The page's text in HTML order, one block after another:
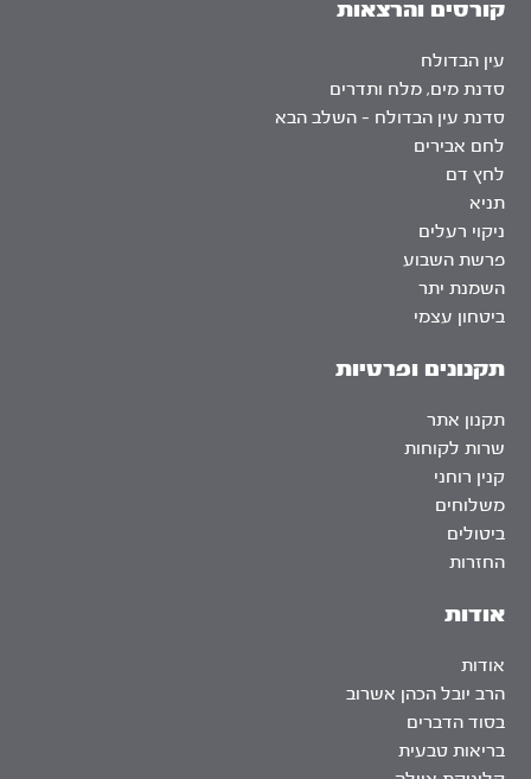
אודות
אודות
הרב יובל הכהן אשרוב
בסוד הדברים
בריאות טבעית
קורסים והרצאות
עין הבדולח
סדנת מים, מלח ותדרים
סדנת עין הבדולח – השלב הבא
לחם אבירים
לחץ דם
תניא
ניקוי רעלים
פרשת השבוע
השמנת יתר
ביטחון עצמי
תקנונים ופרטיות
תקנון אתר
שרות לקוחות
קנין רוחני
משלוחים
ביטולים
החזרות